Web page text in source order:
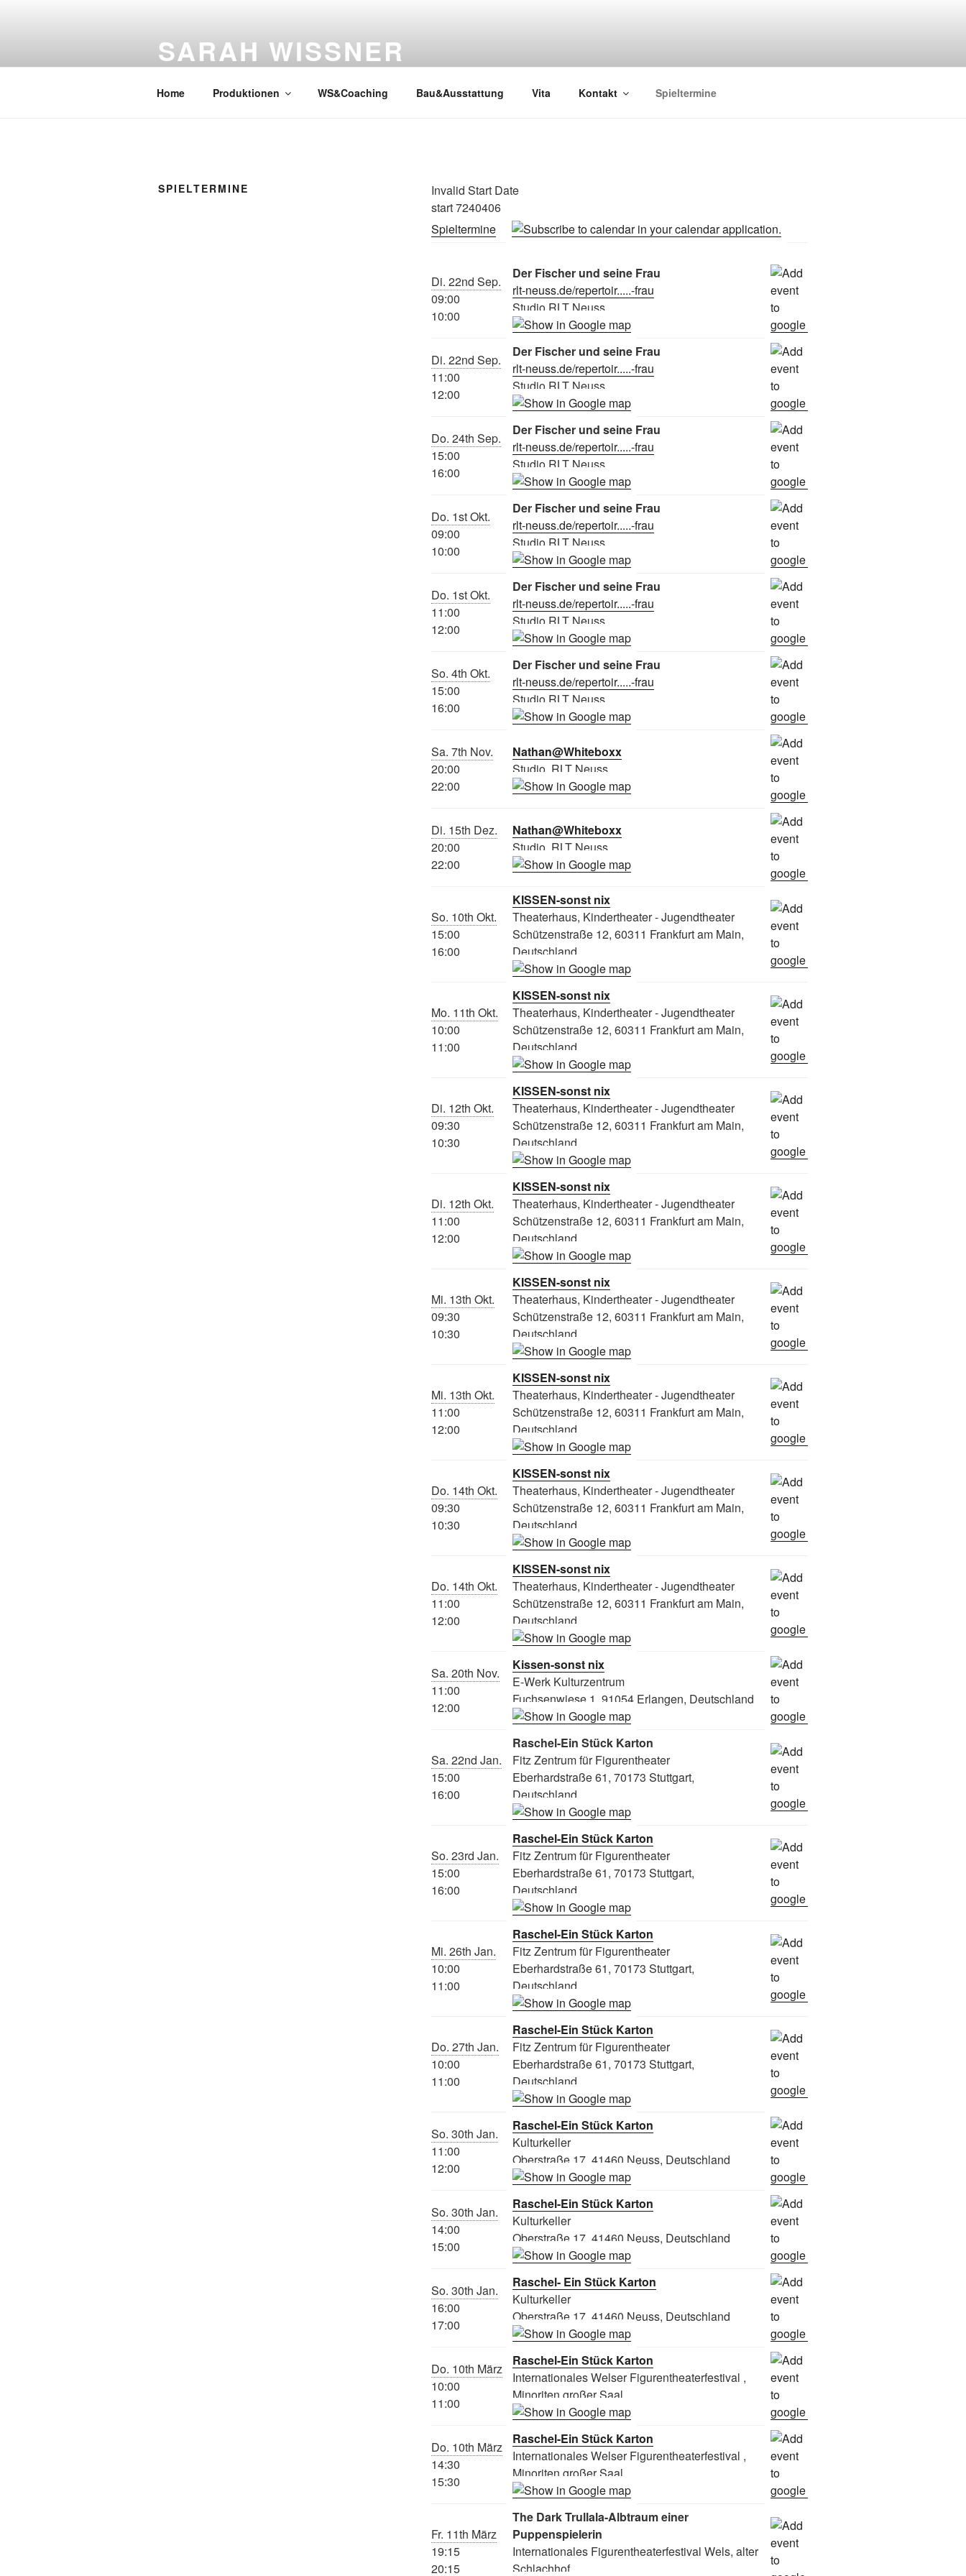
SARAH WISSNER
Home Produktionen WS&Coaching Bau&Ausstattung Vita Kontakt Spieltermine
SPIELTERMINE
Invalid Start Date
start 7240406
Spieltermine
Di. 22nd Sep.
09:00
10:00
Der Fischer und seine Frau
rlt-neuss.de/repertoir.....-frau
Studio RLT Neuss
Di. 22nd Sep.
11:00
12:00
Der Fischer und seine Frau
rlt-neuss.de/repertoir.....-frau
Studio RLT Neuss
Do. 24th Sep.
15:00
16:00
Der Fischer und seine Frau
rlt-neuss.de/repertoir.....-frau
Studio RLT Neuss
Do. 1st Okt.
09:00
10:00
Der Fischer und seine Frau
rlt-neuss.de/repertoir.....-frau
Studio RLT Neuss
Do. 1st Okt.
11:00
12:00
Der Fischer und seine Frau
rlt-neuss.de/repertoir.....-frau
Studio RLT Neuss
So. 4th Okt.
15:00
16:00
Der Fischer und seine Frau
rlt-neuss.de/repertoir.....-frau
Studio RLT Neuss
Sa. 7th Nov.
20:00
22:00
Nathan@Whiteboxx
Studio, RLT Neuss
Di. 15th Dez.
20:00
22:00
Nathan@Whiteboxx
Studio, RLT Neuss
So. 10th Okt.
15:00
16:00
KISSEN-sonst nix
Theaterhaus, Kindertheater - Jugendtheater
Schützenstraße 12, 60311 Frankfurt am Main,
Deutschland
Mo. 11th Okt.
10:00
11:00
KISSEN-sonst nix
Theaterhaus, Kindertheater - Jugendtheater
Schützenstraße 12, 60311 Frankfurt am Main,
Deutschland
Di. 12th Okt.
09:30
10:30
KISSEN-sonst nix
Theaterhaus, Kindertheater - Jugendtheater
Schützenstraße 12, 60311 Frankfurt am Main,
Deutschland
Di. 12th Okt.
11:00
12:00
KISSEN-sonst nix
Theaterhaus, Kindertheater - Jugendtheater
Schützenstraße 12, 60311 Frankfurt am Main,
Deutschland
Mi. 13th Okt.
09:30
10:30
KISSEN-sonst nix
Theaterhaus, Kindertheater - Jugendtheater
Schützenstraße 12, 60311 Frankfurt am Main,
Deutschland
Mi. 13th Okt.
11:00
12:00
KISSEN-sonst nix
Theaterhaus, Kindertheater - Jugendtheater
Schützenstraße 12, 60311 Frankfurt am Main,
Deutschland
Do. 14th Okt.
09:30
10:30
KISSEN-sonst nix
Theaterhaus, Kindertheater - Jugendtheater
Schützenstraße 12, 60311 Frankfurt am Main,
Deutschland
Do. 14th Okt.
11:00
12:00
KISSEN-sonst nix
Theaterhaus, Kindertheater - Jugendtheater
Schützenstraße 12, 60311 Frankfurt am Main,
Deutschland
Sa. 20th Nov.
11:00
12:00
Kissen-sonst nix
E-Werk Kulturzentrum
Fuchsenwiese 1, 91054 Erlangen, Deutschland
Sa. 22nd Jan.
15:00
16:00
Raschel-Ein Stück Karton
Fitz Zentrum für Figurentheater
Eberhardstraße 61, 70173 Stuttgart,
Deutschland
So. 23rd Jan.
15:00
16:00
Raschel-Ein Stück Karton
Fitz Zentrum für Figurentheater
Eberhardstraße 61, 70173 Stuttgart,
Deutschland
Mi. 26th Jan.
10:00
11:00
Raschel-Ein Stück Karton
Fitz Zentrum für Figurentheater
Eberhardstraße 61, 70173 Stuttgart,
Deutschland
Do. 27th Jan.
10:00
11:00
Raschel-Ein Stück Karton
Fitz Zentrum für Figurentheater
Eberhardstraße 61, 70173 Stuttgart,
Deutschland
So. 30th Jan.
11:00
12:00
Raschel-Ein Stück Karton
Kulturkeller
Oberstraße 17, 41460 Neuss, Deutschland
So. 30th Jan.
14:00
15:00
Raschel-Ein Stück Karton
Kulturkeller
Oberstraße 17, 41460 Neuss, Deutschland
So. 30th Jan.
16:00
17:00
Raschel- Ein Stück Karton
Kulturkeller
Oberstraße 17, 41460 Neuss, Deutschland
Do. 10th März
10:00
11:00
Raschel-Ein Stück Karton
Internationales Welser Figurentheaterfestival ,
Minoriten großer Saal
Do. 10th März
14:30
15:30
Raschel-Ein Stück Karton
Internationales Welser Figurentheaterfestival ,
Minoriten großer Saal
Fr. 11th März
19:15
20:15
The Dark Trullala-Albtraum einer
Puppenspielerin
Internationales Figurentheaterfestival Wels, alter
Schlachhof